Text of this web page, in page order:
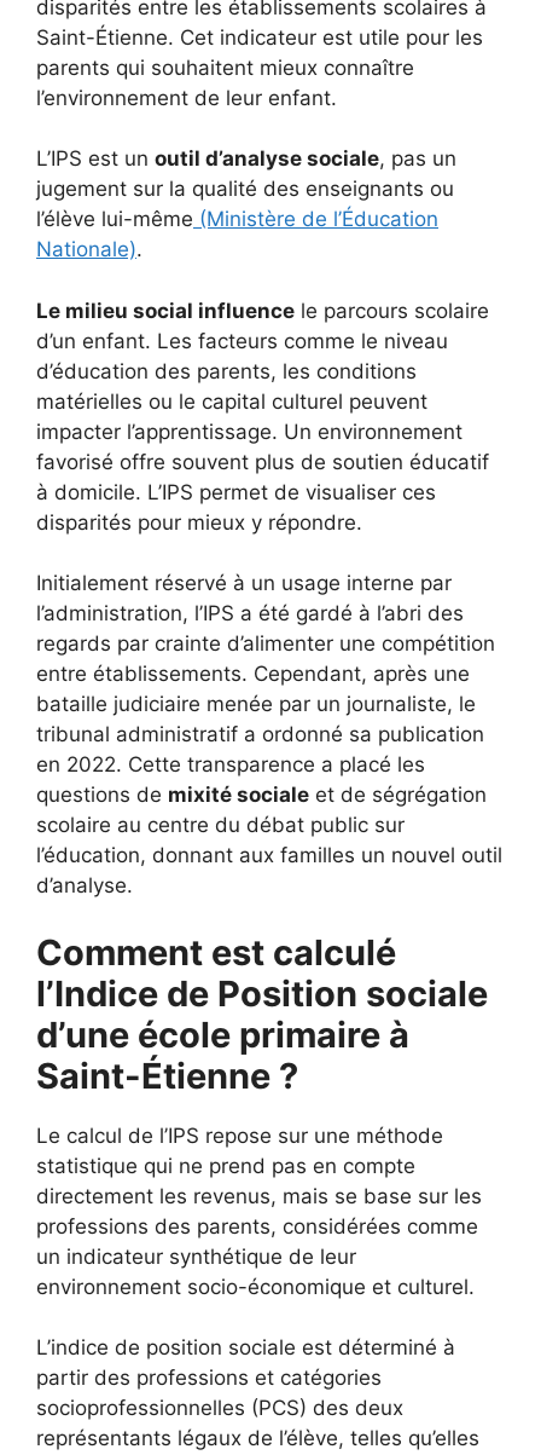
disparités entre les établissements scolaires à
Saint-Étienne. Cet indicateur est utile pour les
parents qui souhaitent mieux connaître
l’environnement de leur enfant.
L’IPS est un outil d’analyse sociale, pas un
jugement sur la qualité des enseignants ou
l’élève lui-même (Ministère de l’Éducation
Nationale).
Le milieu social influence le parcours scolaire
d’un enfant. Les facteurs comme le niveau
d’éducation des parents, les conditions
matérielles ou le capital culturel peuvent
impacter l’apprentissage. Un environnement
favorisé offre souvent plus de soutien éducatif
à domicile. L’IPS permet de visualiser ces
disparités pour mieux y répondre.
Initialement réservé à un usage interne par
l’administration, l’IPS a été gardé à l’abri des
regards par crainte d’alimenter une compétition
entre établissements. Cependant, après une
bataille judiciaire menée par un journaliste, le
tribunal administratif a ordonné sa publication
en 2022. Cette transparence a placé les
questions de mixité sociale et de ségrégation
scolaire au centre du débat public sur
l’éducation, donnant aux familles un nouvel outil
d’analyse.
Comment est calculé
l’Indice de Position sociale
d’une école primaire à
Saint-Étienne ?
Le calcul de l’IPS repose sur une méthode
statistique qui ne prend pas en compte
directement les revenus, mais se base sur les
professions des parents, considérées comme
un indicateur synthétique de leur
environnement socio-économique et culturel.
L’indice de position sociale est déterminé à
partir des professions et catégories
socioprofessionnelles (PCS) des deux
représentants légaux de l’élève, telles qu’elles